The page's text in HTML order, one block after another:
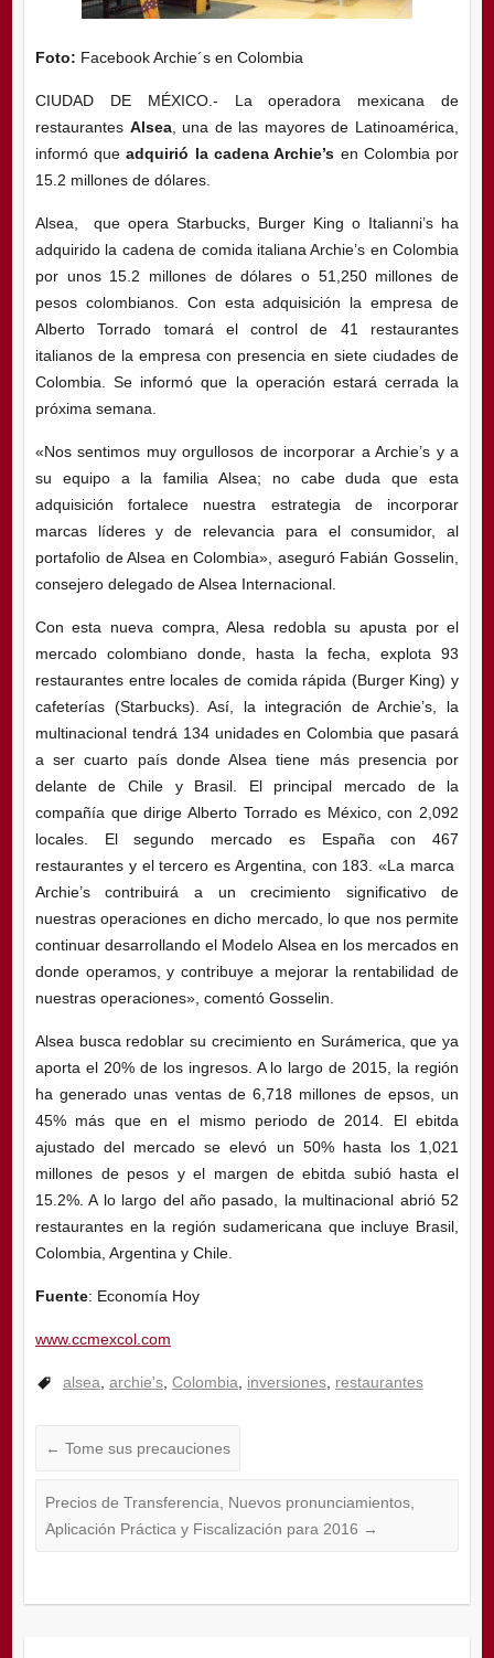
Foto: Facebook Archie´s en Colombia
CIUDAD DE MÉXICO.- La operadora mexicana de
restaurantes Alsea, una de las mayores de Latinoamérica,
informó queadquirió la cadena Archie’s en Colombia por
15.2 millones de dólares.
Alsea, que opera Starbucks, Burger King o Italianni’s ha
adquirido la cadena de comida italiana Archie’s en Colombia
por unos 15.2 millones de dólares o 51,250 millones de
pesos colombianos. Con esta adquisición la empresa de
Alberto Torrado tomará el control de 41 restaurantes
italianos de la empresa con presencia en siete ciudades de
Colombia. Se informó que la operación estará cerrada la
próxima semana.
«Nos sentimos muy orgullosos de incorporar a Archie’s y a
su equipo a la familia Alsea; no cabe duda que esta
adquisición fortalece nuestra estrategia de incorporar
marcas líderes y de relevancia para el consumidor, al
portafolio de Alsea en Colombia», aseguró Fabián Gosselin,
consejero delegado de Alsea Internacional.
Con esta nueva compra, Alesa redobla su apusta por el
mercado colombiano donde, hasta la fecha, explota 93
restaurantes entre locales de comida rápida (Burger King) y
cafeterías (Starbucks). Así, la integración de Archie’s, la
multinacional tendrá 134 unidades en Colombia que pasará
a ser cuarto país donde Alsea tiene más presencia por
delante de Chile y Brasil. El principal mercado de la
compañía que dirige Alberto Torrado es México, con 2,092
locales. El segundo mercado es España con 467
restaurantes y el tercero es Argentina, con 183. «La marca
Archie’s contribuirá a un crecimiento significativo de
nuestras operaciones en dicho mercado, lo que nos permite
continuar desarrollando el Modelo Alsea en los mercados en
donde operamos, y contribuye a mejorar la rentabilidad de
nuestras operaciones», comentó Gosselin.
Alsea busca redoblar su crecimiento en Surámerica, que ya
aporta el 20% de los ingresos. A lo largo de 2015, la región
ha generado unas ventas de 6,718 millones de epsos, un
45% más que en el mismo periodo de 2014. El ebitda
ajustado del mercado se elevó un 50% hasta los 1,021
millones de pesos y el margen de ebitda subió hasta el
15.2%. A lo largo del año pasado, la multinacional abrió 52
restaurantes en la región sudamericana que incluye Brasil,
Colombia, Argentina y Chile.
Fuente: Economía Hoy
www.ccmexcol.com
alsea archie's, Colombia inversiones, restaurantes
← Tome sus precauciones
Precios de Transferencia, Nuevos pronunciamientos,
Aplicación Práctica y Fiscalización para 2016 →